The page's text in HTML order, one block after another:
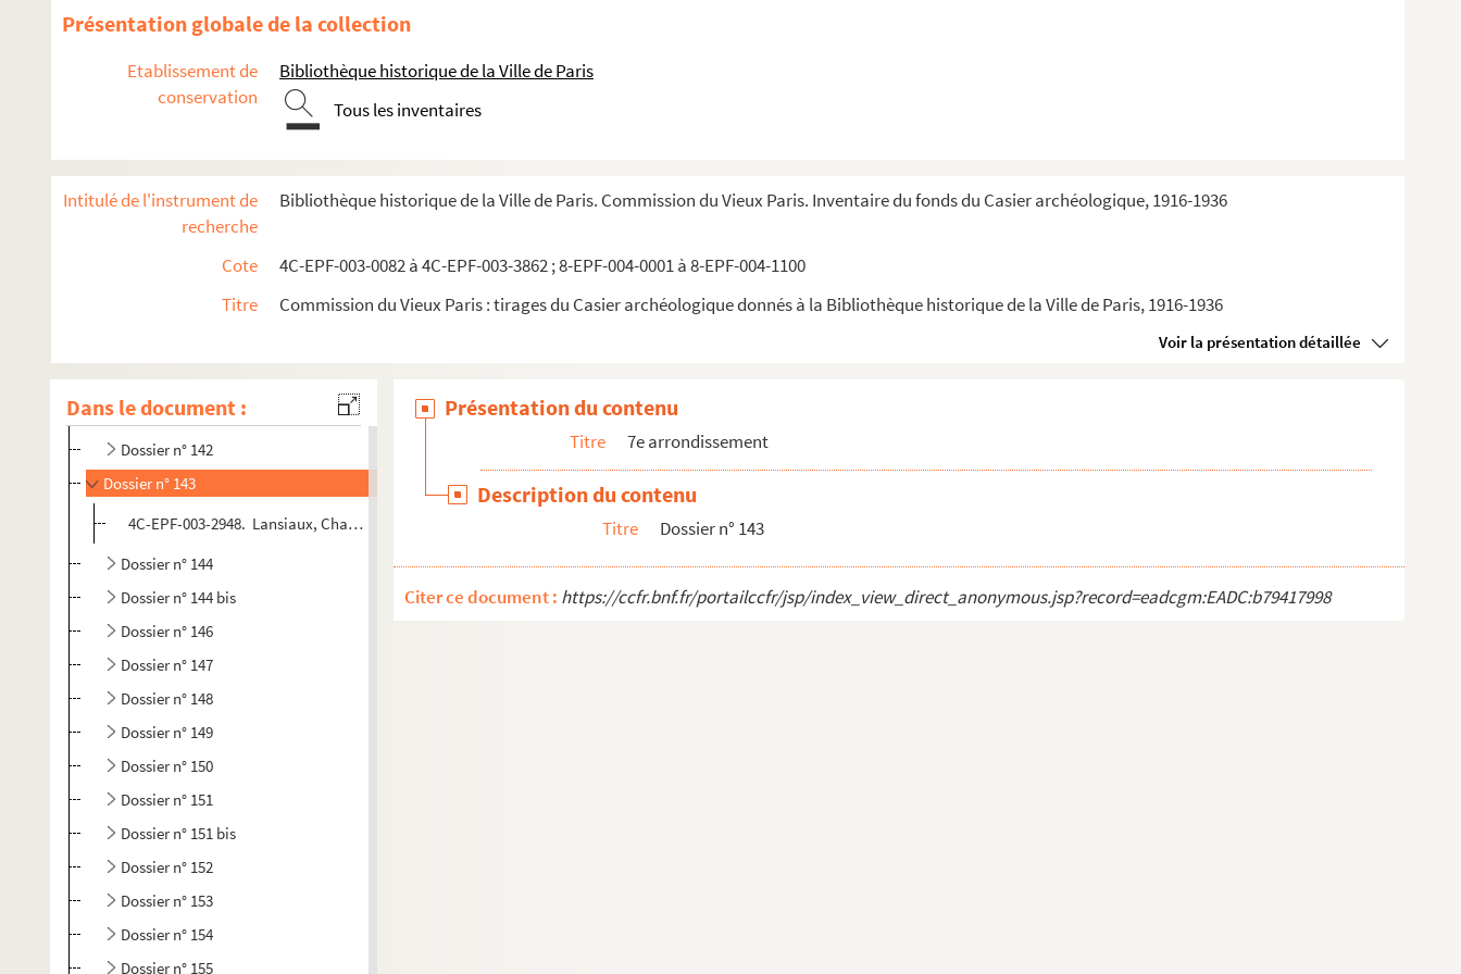
Présentation globale de la collection
Etablissement de
conservation
Bibliothèque historique de la Ville de Paris
Tous les inventaires
Intitulé de l'instrument de
recherche
Bibliothèque historique de la Ville de Paris. Commission du Vieux Paris. Inventaire du fonds du Casier archéologique, 1916-1936
Cote
4C-EPF-003-0082 à 4C-EPF-003-3862 ; 8-EPF-004-0001 à 8-EPF-004-1100
Titre
Commission du Vieux Paris : tirages du Casier archéologique donnés à la Bibliothèque historique de la Ville de Paris, 1916-1936
Voir la présentation détaillée
Dans le document :
Dossier n° 130
Dossier n° 133
Dossier n° 136
Dossier n° 136 bis
Dossier n° 140
Dossier n° 141
Dossier n° 142
Dossier n° 143
4C-EPF-003-2948. Lansiaux, Charles (Photographe) Paris. Immeuble à l'angle de la rue Gaston Gallimard et du 19, rue...
Dossier n° 144
Dossier n° 144 bis
Dossier n° 146
Dossier n° 147
Dossier n° 148
Dossier n° 149
Dossier n° 150
Dossier n° 151
Dossier n° 151 bis
Dossier n° 152
Dossier n° 153
Dossier n° 154
Dossier n° 155
Présentation du contenu
Titre 7e arrondissement
Description du contenu
Titre Dossier n° 143
Citer ce document : https://ccfr.bnf.fr/portailccfr/jsp/index_view_direct_anonymous.jsp?record=eadcgm:EADC:b79417998